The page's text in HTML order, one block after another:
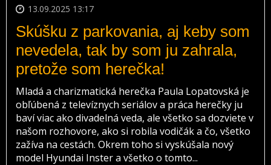
13.09.2025 13:17
Skúšku z parkovania, aj keby som
nevedela, tak by som ju zahrala,
pretože som herečka!
Mladá a charizmatická herečka Paula Lopatovská je
obľúbená z televíznych seriálov a práca herečky ju
baví viac ako divadelná veda, ale všetko sa dozviete v
našom rozhovore, ako si robila vodičák a čo, všetko
zažíva na cestách. Okrem toho si vyskúšala nový
model Hyundai Inster a všetko o tomto...